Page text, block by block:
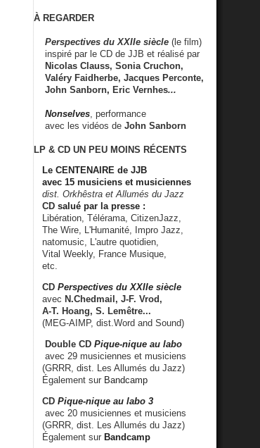
À REGARDER
Perspectives du XXIIe siècle (le film)
inspiré par le CD de JJB et réalisé par
Nicolas Clauss, Sonia Cruchon,
Valéry Faidherbe, Jacques Perconte,
John Sanborn, Eric Vernhes...
Nonselves , performance
avec les vidéos de John Sanborn
LP & CD UN PEU MOINS RÉCENTS
Le CENTENAIRE de JJB
avec 15 musiciens et musiciennes
dist. Orkhêstra et Allumés du Jazz
CD salué par la presse :
Libération, Télérama, CitizenJazz,
The Wire, L'Humanité, Impro Jazz,
natomusic, L'autre quotidien,
Vital Weekly, France Musique,
etc.
CD Perspectives du XXIIe siècle
avec N.Chedmail, J-F. Vrod,
A-T. Hoang, S. Lemêtre...
(MEG-AIMP, dist.Word and Sound)
Double CD Pique-nique au labo
avec 29 musiciennes et musiciens
(GRRR, dist. Les Allumés du Jazz)
Également sur Bandcamp
CD Pique-nique au labo 3
avec 20 musiciennes et musiciens
(GRRR, dist. Les Allumés du Jazz)
Également sur Bandcamp